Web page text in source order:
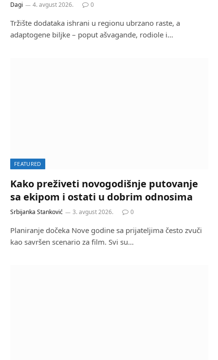
Dagi 4. avgust 2026. 0
Tržište dodataka ishrani u regionu ubrzano raste, a
adaptogene biljke – poput ašvagande, rodiole i…
FEATURED
Kako preživeti novogodišnje putovanje
sa ekipom i ostati u dobrim odnosima
Srbijanka Stanković 3. avgust 2026. 0
Planiranje dočeka Nove godine sa prijateljima često zvuči
kao savršen scenario za film. Svi su…